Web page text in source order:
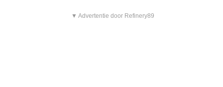
▼ Advertentie door Refinery89